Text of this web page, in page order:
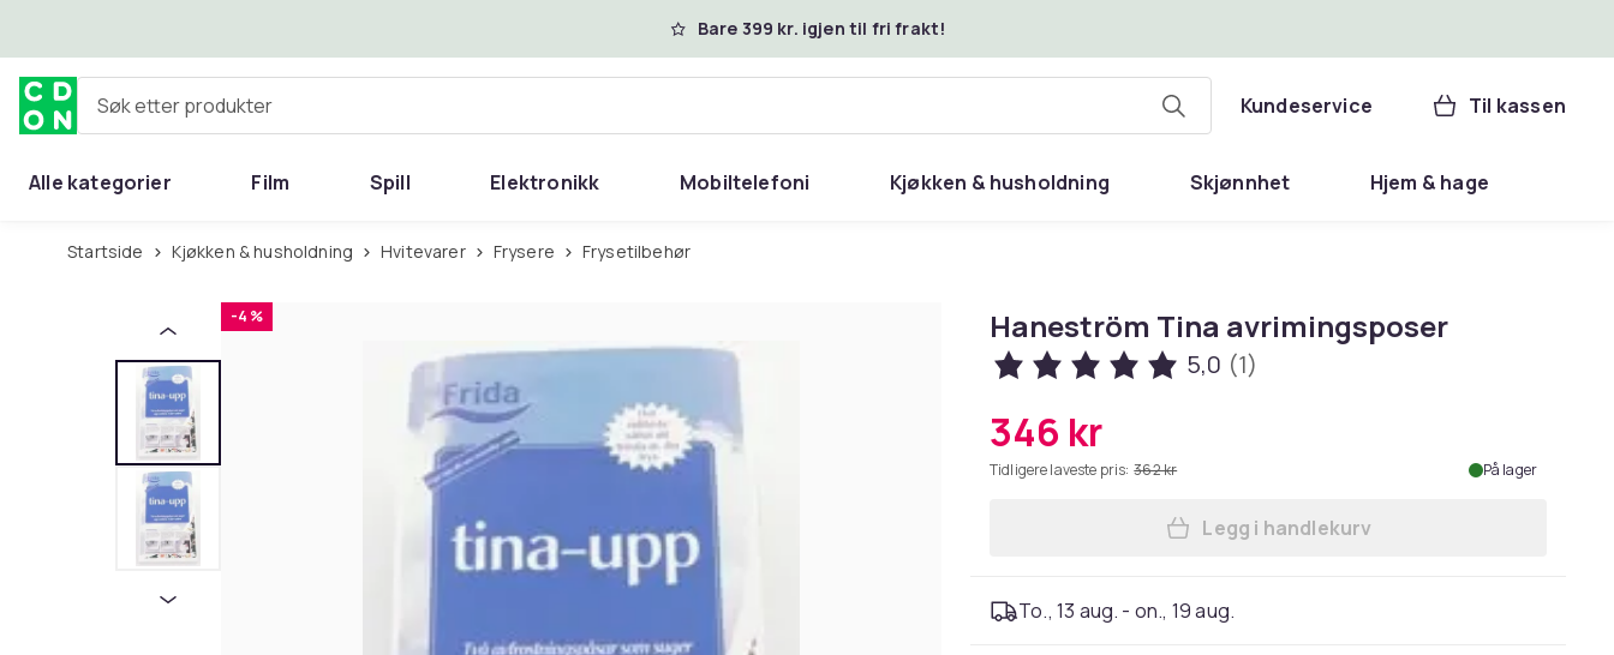
Bare 399 kr. igjen til fri frakt!
Søk etter produkter Kundeservice Til kassen
Alle kategorier Film Spill Elektronikk Mobiltelefoni Kjøkken & husholdning Skjønnhet Hjem & hage
Startside Kjøkken & husholdning Hvitevarer Frysere Frysetilbehør
-4 % Haneström Tina avrimingsposer
5,0 (1)
346 kr
Tidligere laveste pris: 362 kr På lager
Legg Haneström Tina
Legg i handlekurv
To., 13 aug. - on., 19 aug.